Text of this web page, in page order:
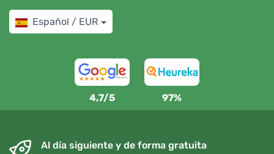
Español / EUR
4,7/5 97%
Al día siguiente y de forma gratuita